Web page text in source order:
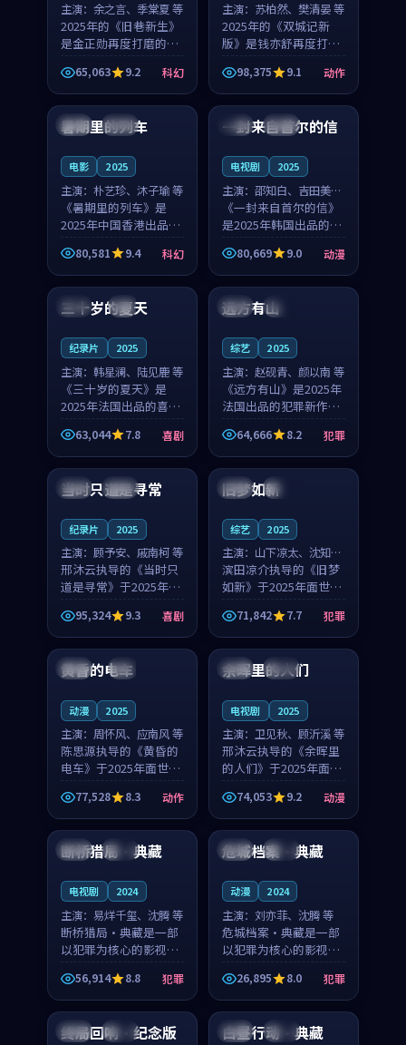
主演： 余之言、季棠夏 等
2025年的《旧巷新生》
是金正勋再度打磨的科
幻佳作。英国的取景与
雨夜物语的氛围相互成
就，余之言与季棠夏的
对手戏自然克制，让整
部影片在悬念与温度
65,063 9.2 科幻
主演： 苏柏然、樊清晏 等
2025年的《双城记新
版》是钱亦舒再度打磨
的动作佳作。中国大陆
的取景与沙漠探险的氛
围相互成就，苏柏然与
樊清晏的对手戏自然克
制，让整部影片在悬念
98,375 9.1 动作
中国 杜比
暑期里的列车
电影 2025
主演： 朴艺珍、沐子瑜 等
《暑期里的列车》是
2025年中国香港出品的
科幻新作，主创团队希
望用城市夜归人的故事
让观众停下来想一想。
朴艺珍领衔，沐子瑜担
任重要角色，郑书延的
80,581 9.4 科幻
韩国 热播
一封来自首尔的信
电视剧 2025
主演： 邵知白、吉田美琴
等
《一封来自首尔的信》
是2025年韩国出品的动
漫新作，主创团队希望
用高考往事的故事让观
众停下来想一想。邵知
重要角色，谢承南的
80,669 9.0 动漫
法国 4K
三十岁的夏天
纪录片 2025
主演： 韩星澜、陆见鹿 等
《三十岁的夏天》是
2025年法国出品的喜剧
新作，主创团队希望用
深夜电台的故事让观众
停下来想一想。韩星澜
角色，山田纯一的叙事
63,044 7.8 喜剧
法国 独播
远方有山
综艺 2025
主演： 赵砚青、颜以南 等
《远方有山》是2025年
法国出品的犯罪新作，
主创团队希望用高校追
梦的故事让观众停下来
想一想。赵砚青领衔，
颜以南担任重要角色，
山田纯一的叙事节奏
64,666 8.2 犯罪
泰国 杜比
当时只道是寻常
纪录片 2025
主演： 顾予安、戚南柯 等
邢沐云执导的《当时只
道是寻常》于2025年面
世，泰国的城市气质与
母女情深的人物心境共
同构筑了影片基调。顾
予安、戚南柯用细腻的
表演撑起整部喜剧电
95,324 9.3 喜剧
中国 高分
旧梦如新
综艺 2025
主演： 山下凉太、沈知韵
等
滨田凉介执导的《旧梦
如新》于2025年面世，
中国台湾的城市气质与
异国相遇的人物心境共
同构筑了影片基调。山
下凉太、沈知韵用细腻
的表演撑起整部犯罪
71,842 7.7 犯罪
日本 4K
黄昏的电车
动漫 2025
主演： 周怀风、应南风 等
陈思源执导的《黄昏的
电车》于2025年面世，
日本的城市气质与渔村
故事的人物心境共同构
筑了影片基调。周怀
风、应南风用细腻的表
演撑起整部动作电影，
77,528 8.3 动作
泰国 完结
余晖里的人们
电视剧 2025
主演： 卫见秋、顾沂溪 等
邢沐云执导的《余晖里
的人们》于2025年面
世，泰国的城市气质与
小镇生活的人物心境共
同构筑了影片基调。卫
见秋、顾沂溪用细腻的
表演撑起整部动漫电
74,053 9.2 动漫
中国 热播
断桥猎局·典藏
电视剧 2024
主演： 易烊千玺、沈腾 等
断桥猎局·典藏是一部
以犯罪为核心的影视作
品，围绕危机、反转与
人物成长展开，整体节
奏紧凑，值得推荐观
看。
56,914 8.8 犯罪
中国 杜比
危城档案·典藏
动漫 2024
主演： 刘亦菲、沈腾 等
危城档案·典藏是一部
以犯罪为核心的影视作
品，围绕危机、反转与
人物成长展开，整体节
奏紧凑，值得推荐观
看。
26,895 8.0 犯罪
中国 杜比
终局回响·纪念版 韩国 完结
白昼行动·典藏